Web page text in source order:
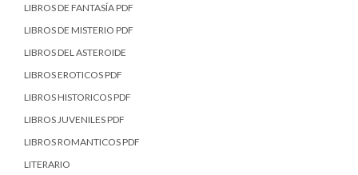
LIBROS DE FANTASÍA PDF
LIBROS DE MISTERIO PDF
LIBROS DEL ASTEROIDE
LIBROS EROTICOS PDF
LIBROS HISTORICOS PDF
LIBROS JUVENILES PDF
LIBROS ROMANTICOS PDF
LITERARIO